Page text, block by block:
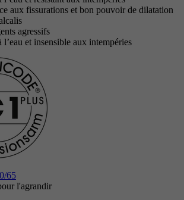
aux fissurations et bon pouvoir de dilatation
agressifs
l’eau et insensible aux intempéries
l'agrandir
1 An
Définit les paramètres des groupes de cookies.
__cf_bm
.myfonts.net
30 minutes
de myfonts.net.
avancée des scripts et des événements.
Google
1 Jour
Cookie Google pour contrôler la gestion
avancée des scripts et des événements.
Maps Karte für die Außendienstsuche